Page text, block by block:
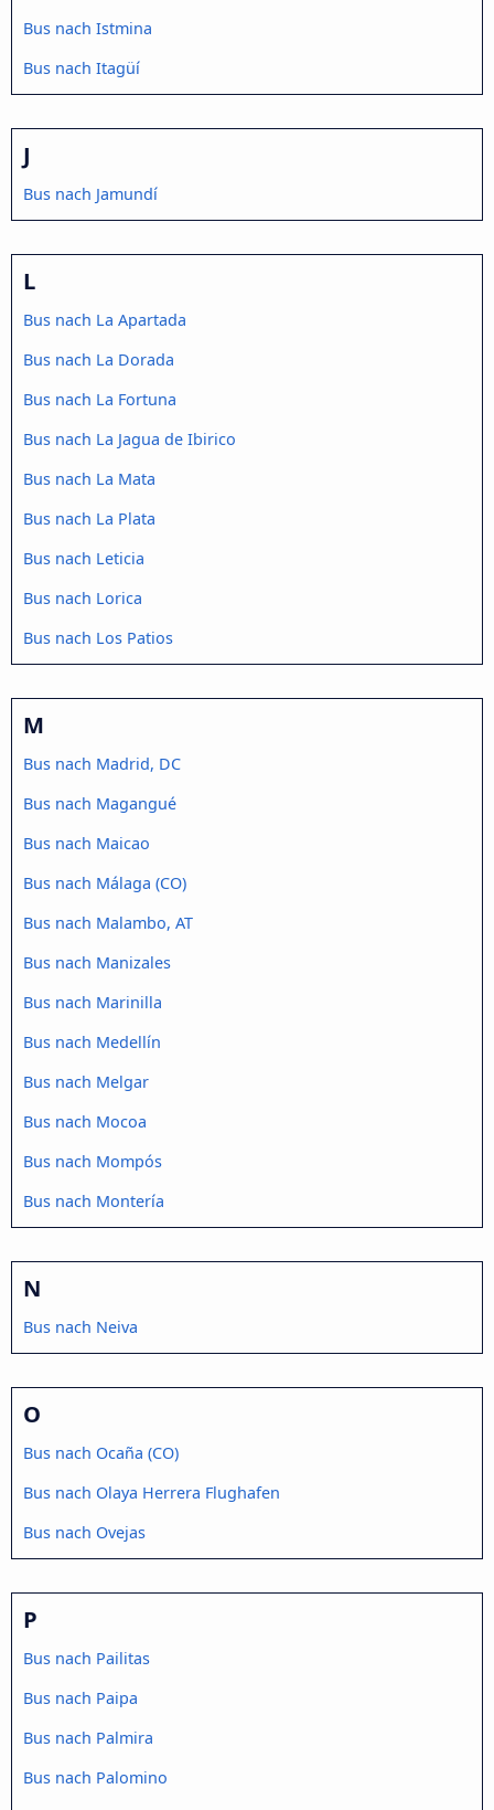
Bus nach Istmina
Bus nach Itagüí
J
Bus nach Jamundí
L
Bus nach La Apartada
Bus nach La Dorada
Bus nach La Fortuna
Bus nach La Jagua de Ibirico
Bus nach La Mata
Bus nach La Plata
Bus nach Leticia
Bus nach Lorica
Bus nach Los Patios
M
Bus nach Madrid, DC
Bus nach Magangué
Bus nach Maicao
Bus nach Málaga (CO)
Bus nach Malambo, AT
Bus nach Manizales
Bus nach Marinilla
Bus nach Medellín
Bus nach Melgar
Bus nach Mocoa
Bus nach Mompós
Bus nach Montería
N
Bus nach Neiva
O
Bus nach Ocaña (CO)
Bus nach Olaya Herrera Flughafen
Bus nach Ovejas
P
Bus nach Pailitas
Bus nach Paipa
Bus nach Palmira
Bus nach Palomino